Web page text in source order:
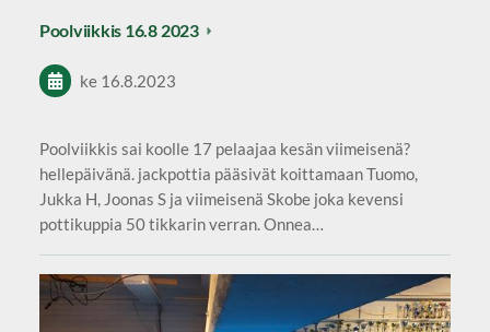
Poolviikkis 16.8 2023
ke 16.8.2023
Poolviikkis sai koolle 17 pelaajaa kesän viimeisenä?
hellepäivänä. jackpottia pääsivät koittamaan Tuomo,
Jukka H, Joonas S ja viimeisenä Skobe joka kevensi
pottikuppia 50 tikkarin verran. Onnea…